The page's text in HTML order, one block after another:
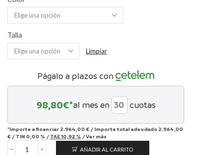
Talla
Limpiar
Págalo a plazos con
98,80€*al mes en cuotas
*Importe a financiar 2.964,00 € / Importe total adeudado 2.964,00
€ / TIN 0,00 % / TAE10,92 % /Ver más
Chisel
AÑADIR AL CARRITO